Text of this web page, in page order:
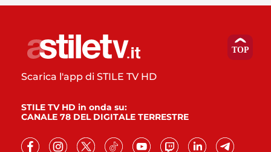
Scarica l'app di STILE TV HD
STILE TV HD in onda su:
CANALE 78 DEL DIGITALE TERRESTRE